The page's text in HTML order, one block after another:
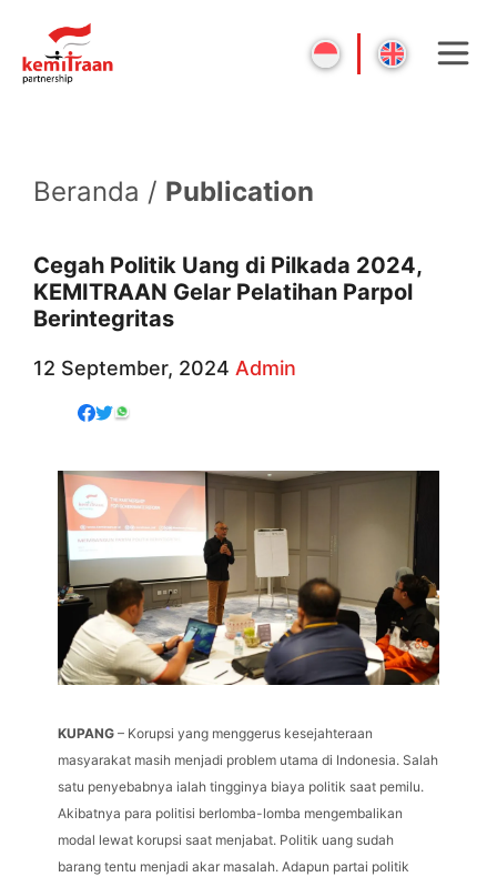
Beranda / Publication
Cegah Politik Uang di Pilkada 2024,
KEMITRAAN Gelar Pelatihan Parpol
Berintegritas
12 September, 2024 Admin
KUPANG – Korupsi yang menggerus kesejahteraan
masyarakat masih menjadi problem utama di Indonesia. Salah
satu penyebabnya ialah tingginya biaya politik saat pemilu.
Akibatnya para politisi berlomba-lomba mengembalikan
modal lewat korupsi saat menjabat. Politik uang sudah
barang tentu menjadi akar masalah. Adapun partai politik